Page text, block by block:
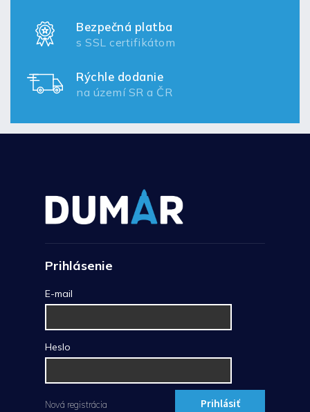
Bezpečná platba
s SSL certifikátom
Rýchle dodanie
na území SR a ČR
Prihlásenie
E-mail
Heslo
Prihlásiť
Nová registrácia